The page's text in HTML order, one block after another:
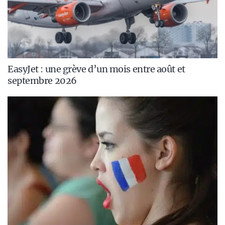
EasyJet : une grève d’un mois entre août et
septembre 2026